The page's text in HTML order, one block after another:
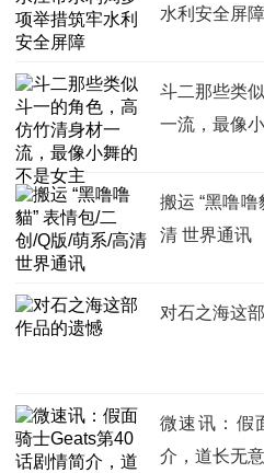
水利安全屏障
斗二那些类
一流，最像
搬运 “黑噜噜
清 世界通讯
对石之海这
微速讯：假
介，道长无